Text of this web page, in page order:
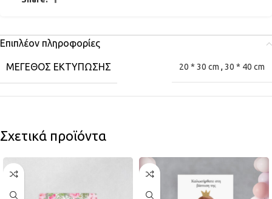
Επιπλέον πληροφορίες
ΜΈΓΕΘΟΣ ΕΚΤΎΠΩΣΗΣ 20 * 30 cm , 30 * 40 cm
Σχετικά προϊόντα